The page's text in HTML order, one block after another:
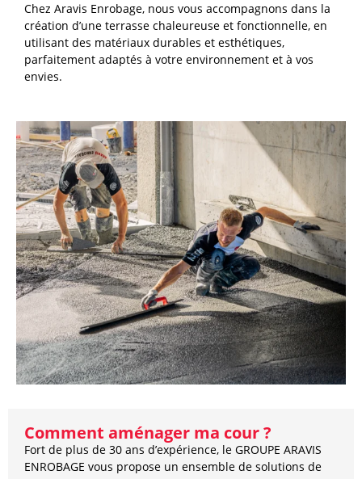
Chez Aravis Enrobage, nous vous accompagnons dans la
création d’une terrasse chaleureuse et fonctionnelle, en
utilisant des matériaux durables et esthétiques,
parfaitement adaptés à votre environnement et à vos
envies.
Comment aménager ma cour ?
Fort de plus de 30 ans d’expérience, le GROUPE ARAVIS
ENROBAGE vous propose un ensemble de solutions de